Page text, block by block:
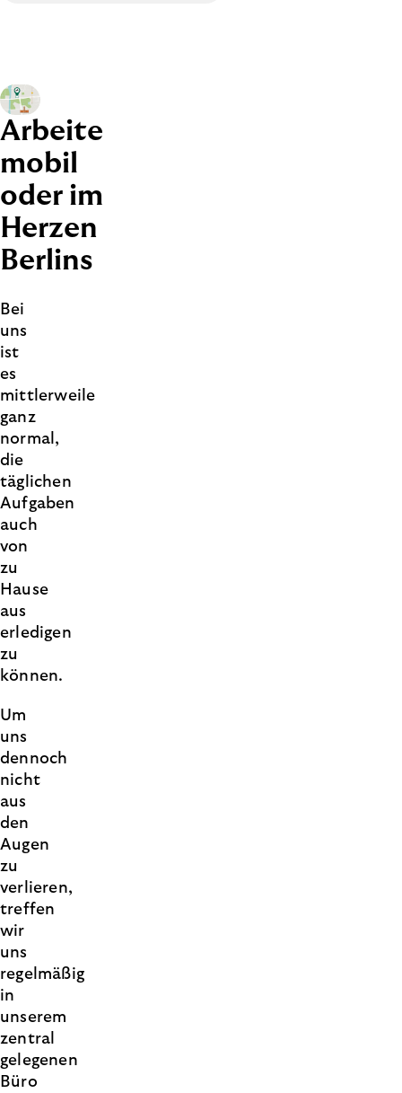
Arbeite
mobil
oder im
Herzen
Berlins
Bei
uns
ist
es
mittlerweile
ganz
normal,
die
täglichen
Aufgaben
auch
von
zu
Hause
aus
erledigen
zu
können.
Um
uns
dennoch
nicht
aus
den
Augen
zu
verlieren,
treffen
wir
uns
regelmäßig
in
unserem
zentral
gelegenen
Büro